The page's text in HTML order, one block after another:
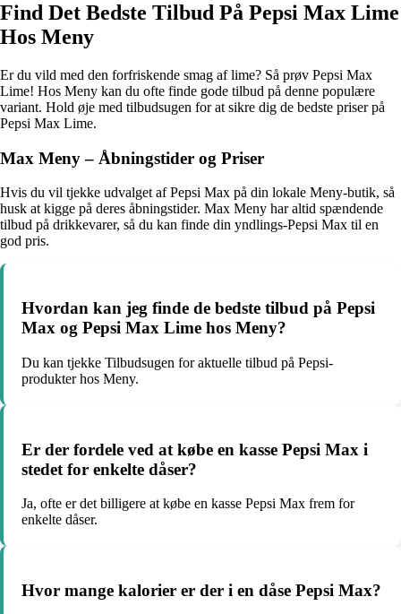
Find Det Bedste Tilbud På Pepsi Max Lime
Hos Meny
Er du vild med den forfriskende smag af lime? Så prøv Pepsi Max
Lime! Hos Meny kan du ofte finde gode tilbud på denne populære
variant. Hold øje med tilbudsugen for at sikre dig de bedste priser på
Pepsi Max Lime.
Max Meny – Åbningstider og Priser
Hvis du vil tjekke udvalget af Pepsi Max på din lokale Meny-butik, så
husk at kigge på deres åbningstider. Max Meny har altid spændende
tilbud på drikkevarer, så du kan finde din yndlings-Pepsi Max til en
god pris.
Hvordan kan jeg finde de bedste tilbud på Pepsi
Max og Pepsi Max Lime hos Meny?
Du kan tjekke Tilbudsugen for aktuelle tilbud på Pepsi-
produkter hos Meny.
Er der fordele ved at købe en kasse Pepsi Max i
stedet for enkelte dåser?
Ja, ofte er det billigere at købe en kasse Pepsi Max frem for
enkelte dåser.
Hvor mange kalorier er der i en dåse Pepsi Max?